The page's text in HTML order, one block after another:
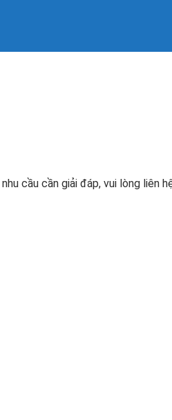
cầu cần giải đáp, vui lòng liên